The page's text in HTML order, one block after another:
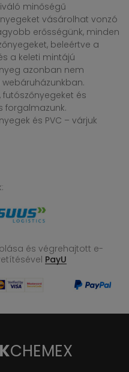
minőségű
vásárolhat vonzó
erősségünk, minden
beleértve a
a keleti mintájú
azonban nem
futószőnyegeket és
forgalmazunk.
és PVC – várjuk
és végrehajtott e-
PayU
CHEMEX